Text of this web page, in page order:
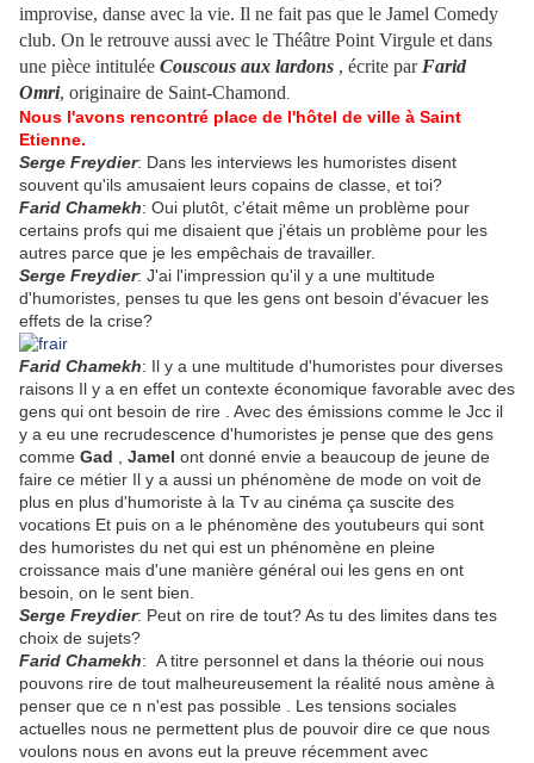
improvise, danse avec la vie. Il ne fait pas que le Jamel Comedy
club. On le retrouve aussi avec le Théâtre Point Virgule et dans
une pièce intitulée Couscous aux lardons , écrite par Farid
Omri, originaire de Saint-Chamond.
Nous l'avons rencontré place de l'hôtel de ville à Saint
Etienne.
Serge Freydier: Dans les interviews les humoristes disent
souvent qu'ils amusaient leurs copains de classe, et toi?
Farid Chamekh: Oui plutôt, c'était même un problème pour
certains profs qui me disaient que j'étais un problème pour les
autres parce que je les empêchais de travailler.
Serge Freydier: J'ai l'impression qu'il y a une multitude
d'humoristes, penses tu que les gens ont besoin d'évacuer les
effets de la crise?
Farid Chamekh: Il y a une multitude d'humoristes pour diverses
raisons Il y a en effet un contexte économique favorable avec des
gens qui ont besoin de rire . Avec des émissions comme le Jcc il
y a eu une recrudescence d'humoristes je pense que des gens
comme Gad Jamel ont donné envie a beaucoup de jeune de
faire ce métier Il y a aussi un phénomène de mode on voit de
plus en plus d'humoriste à la Tv au cinéma ça suscite des
vocations Et puis on a le phénomène des youtubeurs qui sont
des humoristes du net qui est un phénomène en pleine
croissance mais d'une manière général oui les gens en ont
besoin, on le sent bien.
Serge Freydier: Peut on rire de tout? As tu des limites dans tes
choix de sujets?
Farid Chamekh: A titre personnel et dans la théorie oui nous
pouvons rire de tout malheureusement la réalité nous amène à
penser que ce n n'est pas possible . Les tensions sociales
actuelles nous ne permettent plus de pouvoir dire ce que nous
voulons nous en avons eut la preuve récemment avec